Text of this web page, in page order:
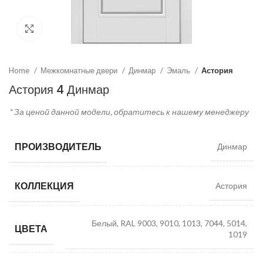
Home Межкомнатные двери Динмар Эмаль Астория
Астория 4 Динмар
* За ценой данной модели, обратитесь к нашему менеджеру
ПРОИЗВОДИТЕЛЬ Динмар
КОЛЛЕКЦИЯ Астория
ЦВЕТА
Белый, RAL 9003, 9010, 1013, 7044, 5014,
1019